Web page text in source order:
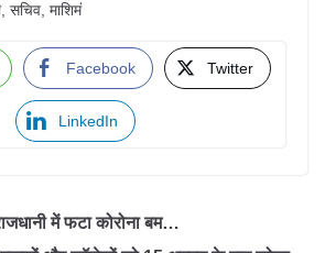
सचिव, माशिमं
Facebook Twitter
LinkedIn
में फटा कोरोना बम…